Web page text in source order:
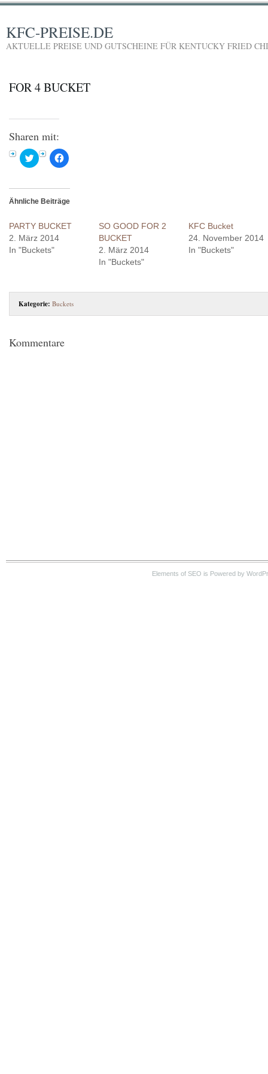
KFC-PREISE.DE
AKTUELLE PREISE UND GUTSCHEINE FÜR KENTUCKY FRIED
FOR 4 BUCKET
Sharen mit:
Klick,
um
teilen
(Wird
in
Fenster
geöffnet)
Klick,
um
teilen
(Wird
in
Fenster
geöffnet)
Ähnliche Beiträge
PARTY BUCKET
2. März 2014
In "Buckets"
SO GOOD FOR 2
BUCKET
2. März 2014
In "Buckets"
KFC Bucket
24. November 2014
In "Buckets"
Kategorie: Buckets
Kommentare
Elements of SEO is Powered by